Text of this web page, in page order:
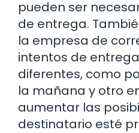
pueden ser
de entrega.
la empresa de
intentos de
diferentes, como
la mañana y otro
aumentar las
destinatario esté